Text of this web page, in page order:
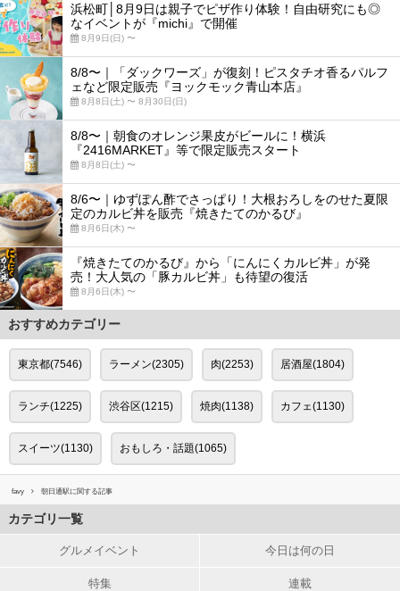
浜松町│8月9日は親子でピザ作り体験！自由研究にも◎
なイベントが『michi』で開催
8月9日(日) 〜
8/8〜｜「ダックワーズ」が復刻！ピスタチオ香るパルフ
ェなど限定販売『ヨックモック青山本店』
8月8日(土) 〜 8月30日(日)
8/8〜｜朝食のオレンジ果皮がビールに！横浜
『2416MARKET』等で限定販売スタート
8月8日(土) 〜
8/6〜｜ゆずぽん酢でさっぱり！大根おろしをのせた夏限
定のカルビ丼を販売『焼きたてのかるび』
8月6日(木) 〜
『焼きたてのかるび』から「にんにくカルビ丼」が発
売！大人気の「豚カルビ丼」も待望の復活
8月6日(木) 〜
おすすめカテゴリー
東京都(7546) ラーメン(2305) 肉(2253) 居酒屋(1804)
ランチ(1225) 渋谷区(1215) 焼肉(1138) カフェ(1130)
スイーツ(1130) おもしろ・話題(1065)
favy 朝日通駅に関する記事
カテゴリ一覧
グルメイベント 今日は何の日
特集 連載